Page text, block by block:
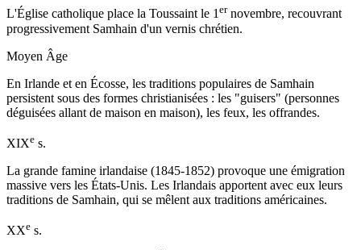
L'Église catholique place la Toussaint le 1ernovembre, recouvrant
progressivement Samhain d'un vernis chrétien.
Moyen Âge
En Irlande et en Écosse, les traditions populaires de Samhain
persistent sous des formes christianisées : les "guisers" (personnes
déguisées allant de maison en maison), les feux, les offrandes.
XIXe s.
La grande famine irlandaise (1845-1852) provoque une émigration
massive vers les États-Unis. Les Irlandais apportent avec eux leurs
traditions de Samhain, qui se mêlent aux traditions américaines.
XXe s.